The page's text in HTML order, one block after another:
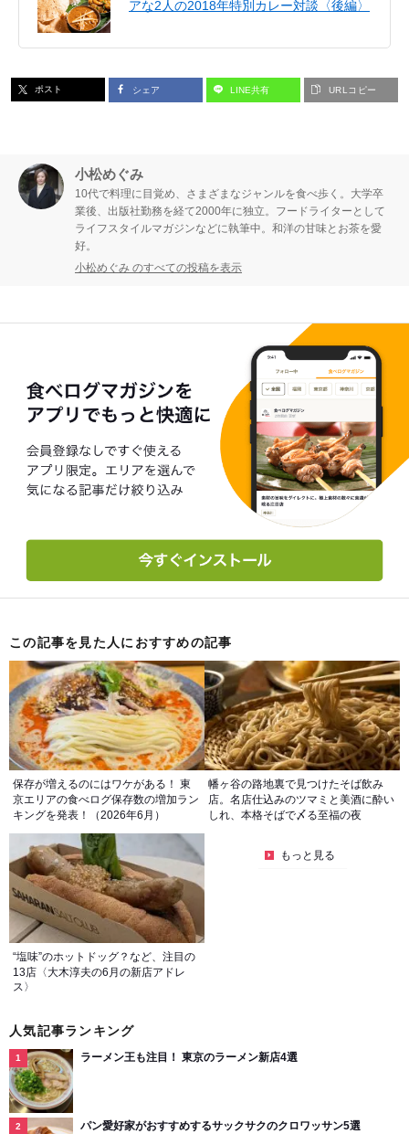
アな2人の2018年特別カレー対談〈後編〉
ポスト シェア LINE共有 URLコピー
小松めぐみ
10代で料理に目覚め、さまざまなジャンルを食べ歩く。大学卒
業後、出版社勤務を経て2000年に独立。フードライターとして
ライフスタイルマガジンなどに執筆中。和洋の甘味とお茶を愛
好。
小松めぐみ のすべての投稿を表示
この記事を見た人におすすめの記事
保存が増えるのにはワケがある！ 東
京エリアの食べログ保存数の増加ラン
キングを発表！（2026年6月）
幡ヶ谷の路地裏で見つけたそば飲み
店。名店仕込みのツマミと美酒に酔い
しれ、本格そばで〆る至福の夜
“塩味”のホットドッグ？など、注目の
13店〈大木淳夫の6月の新店アドレ
ス〉
もっと見る
人気記事ランキング
ラーメン王も注目！ 東京のラーメン新店4選
パン愛好家がおすすめするサックサクのクロワッサン5選